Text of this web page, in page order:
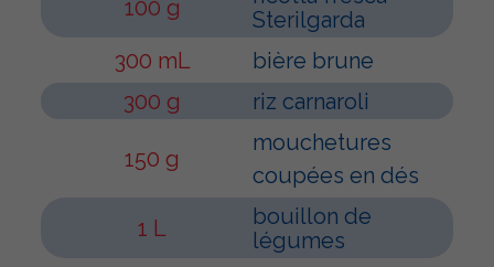
100 g
Sterilgarda
300 mL
bière brune
300 g
riz carnaroli
150 g
mouchetures
coupées en dés
1 L
bouillon de
légumes